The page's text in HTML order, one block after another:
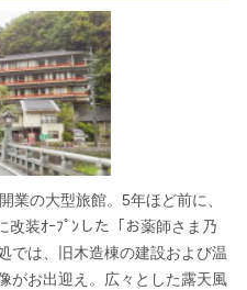
業の大型旅館。5年ほど前に、
装ｵｰﾌﾟﾝした「お薬師さま乃
では、旧木造棟の建設および温
がお出迎え。広々とした露天風